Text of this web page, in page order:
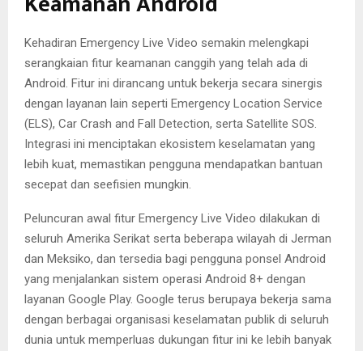
Kehadiran Emergency Live Video semakin melengkapi
serangkaian fitur keamanan canggih yang telah ada di
Android. Fitur ini dirancang untuk bekerja secara sinergis
dengan layanan lain seperti Emergency Location Service
(ELS), Car Crash and Fall Detection, serta Satellite SOS.
Integrasi ini menciptakan ekosistem keselamatan yang
lebih kuat, memastikan pengguna mendapatkan bantuan
secepat dan seefisien mungkin.
Peluncuran awal fitur Emergency Live Video dilakukan di
seluruh Amerika Serikat serta beberapa wilayah di Jerman
dan Meksiko, dan tersedia bagi pengguna ponsel Android
yang menjalankan sistem operasi Android 8+ dengan
layanan Google Play. Google terus berupaya bekerja sama
dengan berbagai organisasi keselamatan publik di seluruh
dunia untuk memperluas dukungan fitur ini ke lebih banyak